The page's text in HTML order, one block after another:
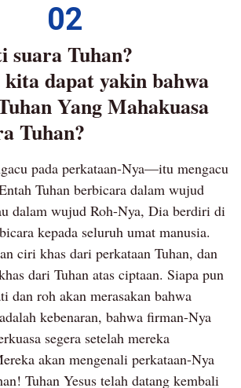
kita; sesederhana itu!" Siapa pun
memahami apa yang
penampakan Tuhan atau jejak
Tuhan berarti kedatangan-
melakukan pekerjaan-Nya
cara-Nya yang khas, Dia turun
manusia untuk melaksanakan
memulai sebuah zaman dan
zaman. Penampakan seperti ini
ritual. Bukan juga suatu tanda,
atau sejenis penglihatan yang
proses keagamaan.
merupakan fakta nyata dan aktual
dan dilihat siapa pun.
02
suara Tuhan?
dapat yakin bahwa
Yang Mahakuasa
Tuhan?
pada perkataan-Nya—itu mengacu
Tuhan berbicara dalam wujud
dalam wujud Roh-Nya, Dia berdiri di
kepada seluruh umat manusia.
ciri khas dari perkataan Tuhan, dan
dari Tuhan atas ciptaan. Siapa pun
dan roh akan merasakan bahwa
kebenaran, bahwa firman-Nya
segera setelah mereka
akan mengenali perkataan-Nya
Tuhan Yesus telah datang kembali